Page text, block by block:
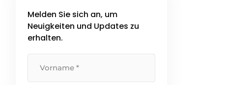
Exzellenz in [...]
Melden Sie sich an, um
Neuigkeiten und Updates zu
erhalten.